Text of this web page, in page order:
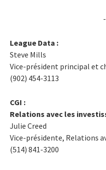
League Data :
Steve Mills
Vice-président principal et
(902) 454-3113
CGI :
Relations avec les
Julie Creed
Vice-présidente, Relations
(514) 841-3200